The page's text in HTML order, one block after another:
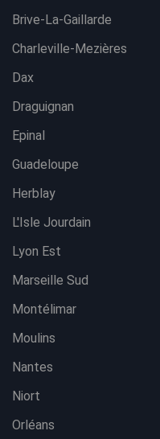
Brive-La-Gaillarde
Charleville-Mezières
Dax
Draguignan
Epinal
Guadeloupe
Herblay
L'Isle Jourdain
Lyon Est
Marseille Sud
Montélimar
Moulins
Nantes
Niort
Orléans